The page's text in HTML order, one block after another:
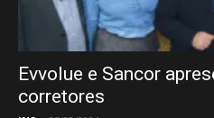
Evvolue e Sancor
corretores